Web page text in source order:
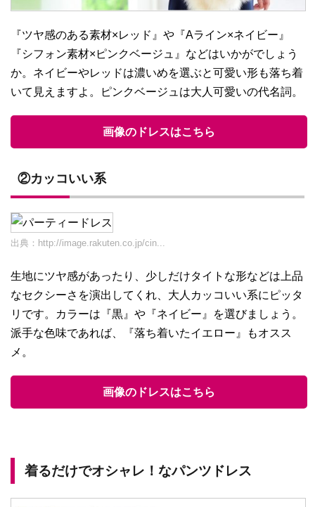
『ツヤ感のある素材×レッド』や『Aライン×ネイビー』
『シフォン素材×ピンクベージュ』などはいかがでしょう
か。ネイビーやレッドは濃いめを選ぶと可愛い形も落ち着
いて見えますよ。ピンクベージュは大人可愛いの代名詞。
画像のドレスはこちら
②カッコいい系
出典： http://image.rakuten.co.jp/cin...
生地にツヤ感があったり、少しだけタイトな形などは上品
なセクシーさを演出してくれ、大人カッコいい系にピッタ
リです。カラーは『黒』や『ネイビー』を選びましょう。
派手な色味であれば、『落ち着いたイエロー』もオスス
メ。
画像のドレスはこちら
着るだけでオシャレ！なパンツドレス